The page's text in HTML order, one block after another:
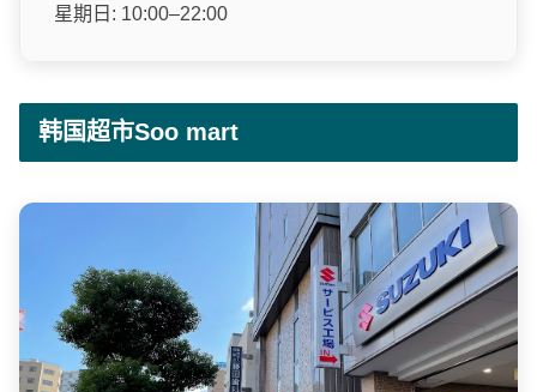
星期日: 10:00–22:00
韩国超市Soo mart